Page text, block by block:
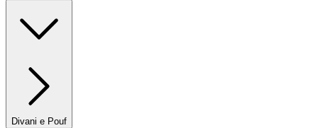
Divani e Pouf